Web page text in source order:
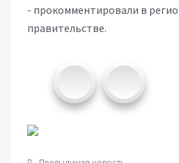
- прокомментировали в
правительстве.